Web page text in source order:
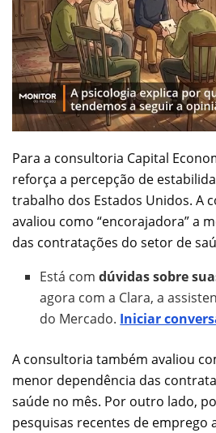
Para a consultoria Capital
reforça a percepção de
trabalho dos Estados Unidos. A
avaliou como “encorajadora” a
das contratações do setor de
Está comdúvidas sobre
agora com a Clara, a
do Mercado. Iniciar
A consultoria também avaliou
menor dependência das
saúde no mês. Por outro lado,
pesquisas recentes de emprego